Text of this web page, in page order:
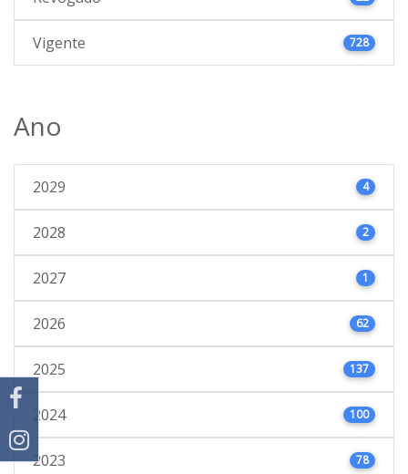
Vigente 728
Ano
2029 4
2028 2
2027 1
2026 62
2025 137
2024 100
2023 78